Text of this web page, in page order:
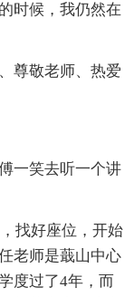
时候，我仍然在
尊敬老师、热爱
一笑去听一个讲
找好座位，开始
老师是蕺山中心
度过了4年，而